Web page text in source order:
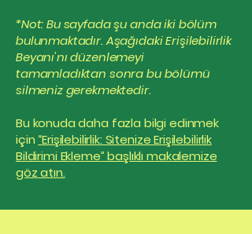
*Not: Bu sayfada şu anda iki bölüm
bulunmaktadır. Aşağıdaki Erişilebilirlik
Beyanı'nı düzenlemeyi
tamamladıktan sonra bu bölümü
silmeniz gerekmektedir.
Bu konuda daha fazla bilgi edinmek
için “Erişilebilirlik: Sitenize Erişilebilirlik
Bildirimi Ekleme” başlıklı makalemize
göz atın.